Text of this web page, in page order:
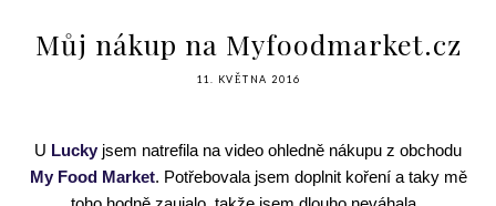
Můj nákup na Myfoodmarket.cz
11. KVĚTNA 2016
U Lucky jsem natrefila na video ohledně nákupu z obchodu
My Food Market. Potřebovala jsem doplnit koření a taky mě